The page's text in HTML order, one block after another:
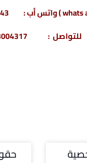
للتواصل : 201103004317+